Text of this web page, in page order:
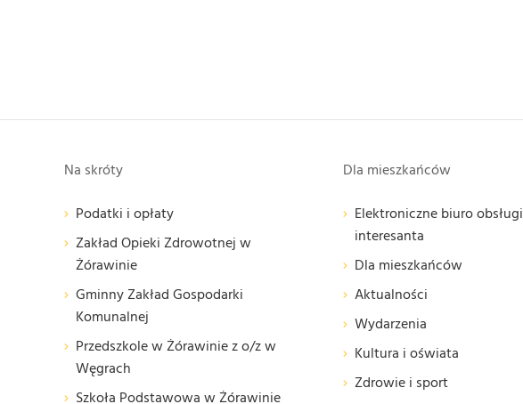
Na skróty
Podatki i opłaty
Zakład Opieki Zdrowotnej w
Żórawinie
Gminny Zakład Gospodarki
Komunalnej
Przedszkole w Żórawinie z o/z w
Węgrach
Szkoła Podstawowa w Żórawinie
Dla mieszkańców
Elektroniczne biuro obsługi
interesanta
Dla mieszkańców
Aktualności
Wydarzenia
Kultura i oświata
Zdrowie i sport